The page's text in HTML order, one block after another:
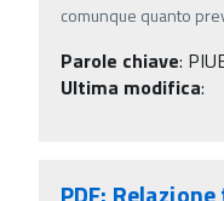
comunque quanto
Parole chiave:
Ultima modifica: